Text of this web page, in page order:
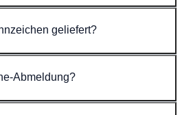
geliefert?
Abmeldung?